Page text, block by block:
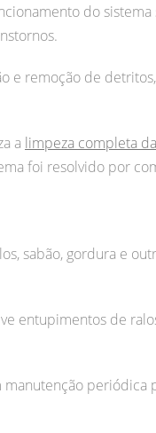
do
e remoção de
a limpeza completa
foi resolvido por
sabão, gordura e
entupimentos de
periódica